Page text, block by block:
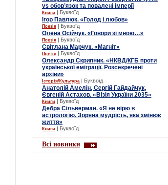
vs обов’язок та повалені імперії
Книги | Буквоїд
Ігор Павлюк. «Голод і любов»
Поезія | Буквоїд
Олена Осійчук. «Говори зі мною…»
Поезія | Буквоїд
Світлана Марчук. «Магніт»
Поезія | Буквоїд
Олександр Скрипник. «НКВД/КГБ проти
української еміграції. Розсекречені
архіви»
Історія/Культура | Буквоїд
Анатолій Амелін, Сергій Гайдайчук,
Євгеній Астахов. «Візія України 2035»
Книги | Буквоїд
Дебра Сільверман. «Я не вірю в
астрологію. Зоряна мудрість, яка змінює
життя»
Книги | Буквоїд
Всі новинки